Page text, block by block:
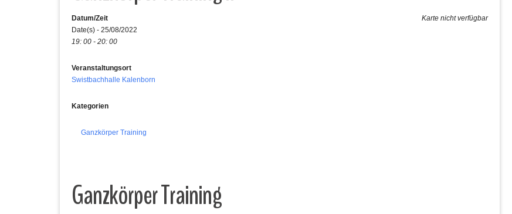
Karte nicht verfügbar
Datum/Zeit
Date(s) - 25/08/2022
19: 00 - 20: 00
Veranstaltungsort
Swistbachhalle Kalenborn
Kategorien
Ganzkörper Training
Ganzkörper Training